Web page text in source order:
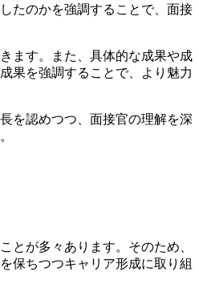
たのかを強調することで、面接
ます。また、具体的な成果や成
果を強調することで、より魅力
を認めつつ、面接官の理解を深
とが多々あります。そのため、
保ちつつキャリア形成に取り組